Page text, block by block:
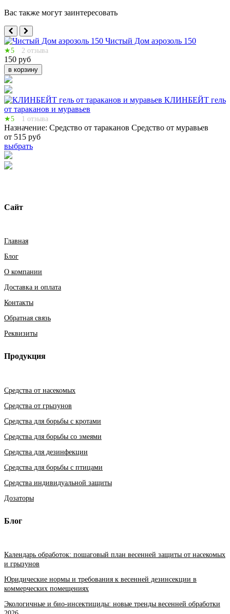
Вас также могут заинтересовать
Чистый Дом аэрозоль 150
★5 2 отзыва
150 руб
в корзину
КЛИНБЕЙТ гель
от тараканов и муравьев
★5 1 отзыва
Назначение: Средство от тараканов Средство от муравьев
от 515 руб
выбрать
Сайт
Главная
Блог
О компании
Доставка и оплата
Контакты
Обратная связь
Реквизиты
Продукция
Средства от насекомых
Средства от грызунов
Средства для борьбы с кротами
Средства для борьбы со змеями
Средства для дезинфекции
Средства для борьбы с птицами
Средства индивидуальной защиты
Дозаторы
Блог
Календарь обработок: пошаговый план весенней защиты от насекомых
и грызунов
Юридические нормы и требования к весенней дезинсекции в
коммерческих помещениях
Экологичные и био-инсектициды: новые тренды весенней обработки